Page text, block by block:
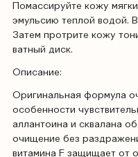
Помассируйте кожу
эмульсию теплой водой.
Затем протрите кожу
ватный диск.
Описание:
Оригинальная формула
особенности
аллантоина и сквалана
очищение без
витамина F защищает от